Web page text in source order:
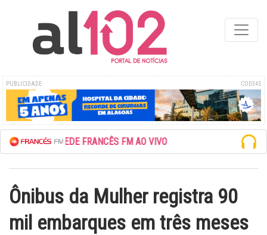
PUBLICIDADE COD345
ESCUTE A REDE FRANCÊS FM AO VIVO
Ônibus da Mulher registra 90
mil embarques em três meses